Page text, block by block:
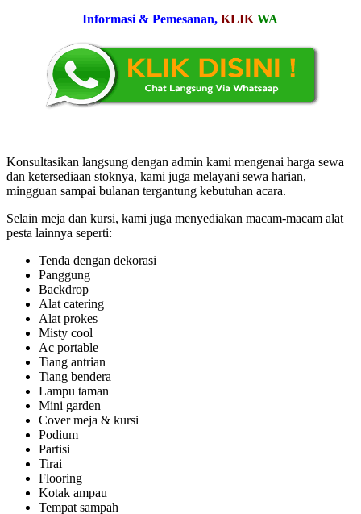
Informasi & Pemesanan,KLIK WA
Konsultasikan langsung dengan admin kami mengenai harga sewa
dan ketersediaan stoknya, kami juga melayani sewa harian,
mingguan sampai bulanan tergantung kebutuhan acara.
Selain meja dan kursi, kami juga menyediakan macam-macam alat
pesta lainnya seperti:
Tenda dengan dekorasi
Panggung
Backdrop
Alat catering
Alat prokes
Misty cool
Ac portable
Tiang antrian
Tiang bendera
Lampu taman
Mini garden
Cover meja & kursi
Podium
Partisi
Tirai
Flooring
Kotak ampau
Tempat sampah